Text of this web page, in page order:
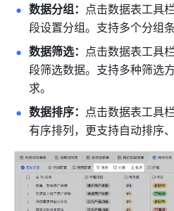
数据分组： 点击数据表工具
段设置分组。支持多个分组
数据筛选： 点击数据表工具
段筛选数据。支持多种筛选
求。
数据排序： 点击数据表工具
有序排列，更支持自动排序